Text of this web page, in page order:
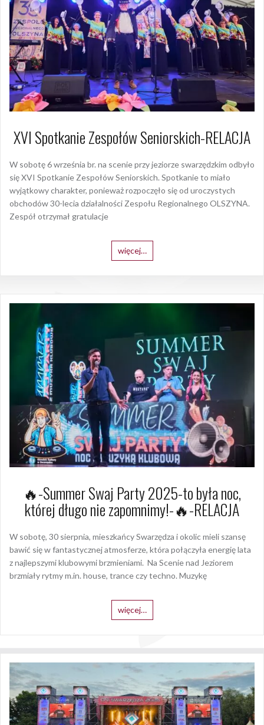
XVI Spotkanie Zespołów Seniorskich-RELACJA
W sobotę 6 września br. na scenie przy jeziorze swarzędzkim odbyło
się XVI Spotkanie Zespołów Seniorskich. Spotkanie to miało
wyjątkowy charakter, ponieważ rozpoczęło się od uroczystych
obchodów 30-lecia działalności Zespołu Regionalnego OLSZYNA.
Zespół otrzymał gratulacje
więcej…
🔥-Summer Swaj Party 2025-to była noc,
której długo nie zapomnimy!-🔥-RELACJA
W sobotę, 30 sierpnia, mieszkańcy Swarzędza i okolic mieli szansę
bawić się w fantastycznej atmosferze, która połączyła energię lata
z najlepszymi klubowymi brzmieniami. Na Scenie nad Jeziorem
brzmiały rytmy m.in. house, trance czy techno. Muzykę
więcej…